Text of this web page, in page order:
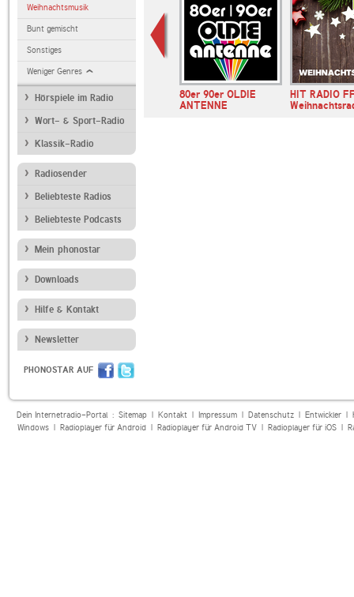
Weihnachtsmusik
Bunt gemischt
Sonstiges
Weniger Genres
Hörspiele im Radio
Wort- & Sport-Radio
Klassik-Radio
Radiosender
Beliebteste Radios
Beliebteste Podcasts
Mein phonostar
Downloads
Hilfe & Kontakt
Newsletter
PHONOSTAR AUF
80er 90er OLDIE
ANTENNE
HIT RADIO
Dein Internetradio-Portal : Sitemap| Kontakt| Impressum| Datenschutz| Entwickler|
Windows| Radioplayer für Android| Radioplayer für Android TV| Radioplayer für iOS|